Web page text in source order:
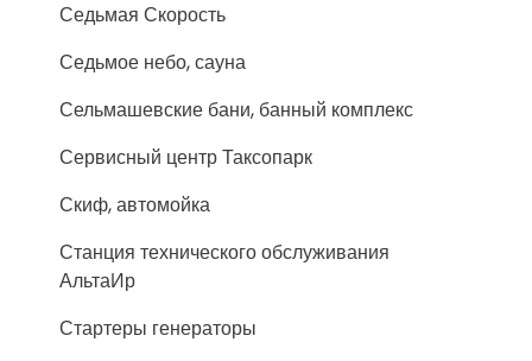
Седьмая Скорость
Седьмое небо, сауна
Сельмашевские бани, банный комплекс
Сервисный центр Таксопарк
Скиф, автомойка
Станция технического обслуживания
АльтаИр
Стартеры генераторы